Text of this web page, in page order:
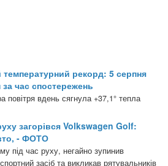
температурний рекорд: 5 серпня
час спостережень
повітря вдень сягнула +37,1° тепла
загорівся Volkswagen Golf:
- ФОТО
під час руху, негайно зупинив
засіб та викликав рятувальників